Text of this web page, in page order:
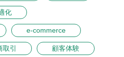
化
e-commerce
引 顧客体験